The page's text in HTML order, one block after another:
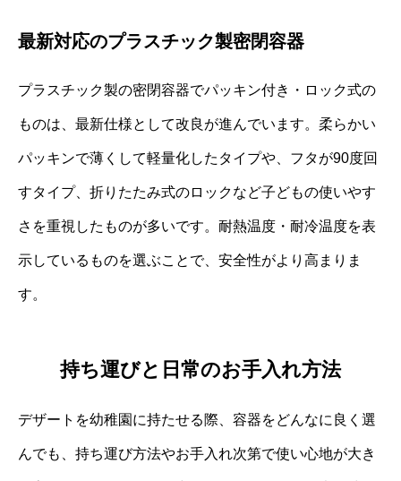
最新対応のプラスチック製密閉容器
プラスチック製の密閉容器でパッキン付き・ロック式の
ものは、最新仕様として改良が進んでいます。柔らかい
パッキンで薄くして軽量化したタイプや、フタが90度回
すタイプ、折りたたみ式のロックなど子どもの使いやす
さを重視したものが多いです。耐熱温度・耐冷温度を表
示しているものを選ぶことで、安全性がより高まりま
す。
持ち運びと日常のお手入れ方法
デザートを幼稚園に持たせる際、容器をどんなに良く選
んでも、持ち運び方法やお手入れ次第で使い心地が大き